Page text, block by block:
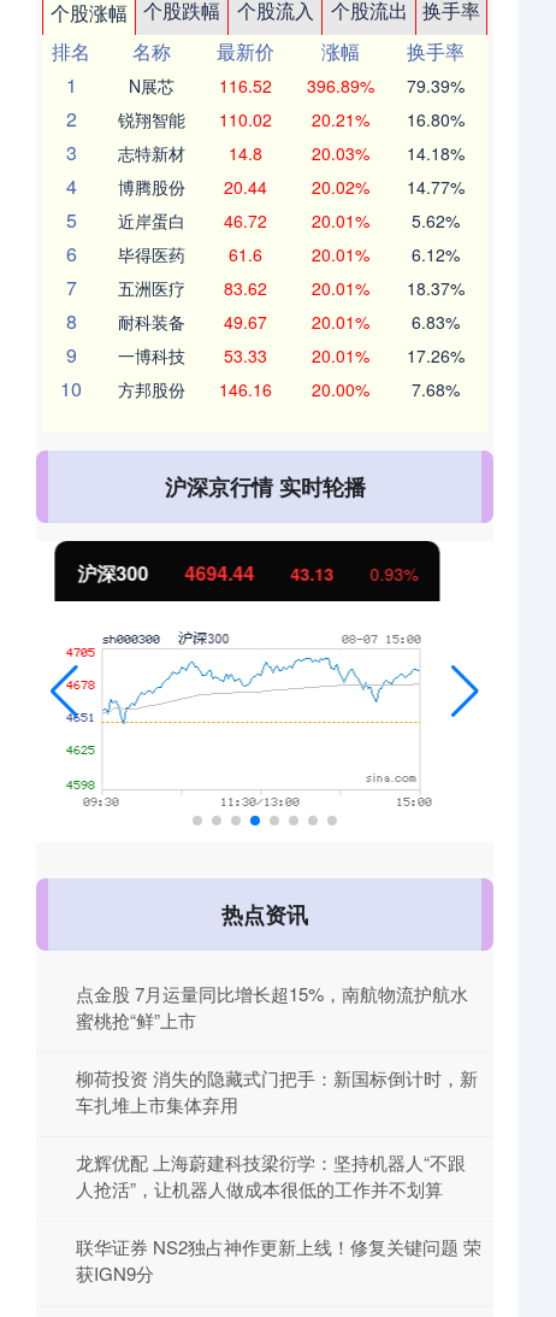
个股涨幅 个股跌幅 个股流入 个股流出
换手率
排名
名称 最新价 涨幅
换手率
1
N展芯 116.52 396.89% 79.39%
2 锐翔智能 110.02 20.21% 16.80%
3 志特新材 14.8 20.03% 14.18%
4 博腾股份 20.44 20.02% 14.77%
5 近岸蛋白 46.72 20.01% 5.62%
6 毕得医药 61.6 20.01% 6.12%
7 五洲医疗 83.62 20.01% 18.37%
8 耐科装备 49.67 20.01% 6.83%
9 一博科技 53.33 20.01% 17.26%
10 方邦股份 146.16 20.00% 7.68%
沪深京行情 实时轮播
北证50 1134.24 11.37 1.01%
热点资讯
点金股 7月运量同比增长超15%，南航物流护航水
蜜桃抢“鲜”上市
柳荷投资 消失的隐藏式门把手：新国标倒计时，新
车扎堆上市集体弃用
龙辉优配 上海蔚建科技梁衍学：坚持机器人“不跟
人抢活”，让机器人做成本很低的工作并不划算
联华证券 NS2独占神作更新上线！修复关键问题 荣
获IGN9分